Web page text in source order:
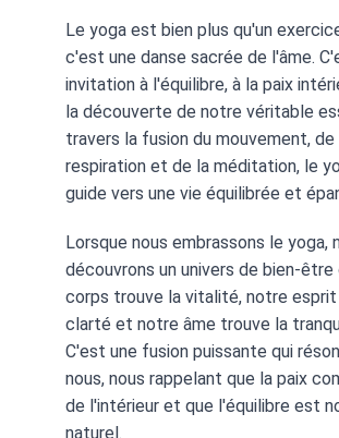
Le yoga est bien plus qu'un
c'est une danse sacrée de l'âme.
invitation à l'équilibre, à la paix
la découverte de notre véritable
travers la fusion du mouvement, de
respiration et de la méditation, le
guide vers une vie équilibrée et
Lorsque nous embrassons le yoga,
découvrons un univers de bien-être
corps trouve la vitalité, notre
clarté et notre âme trouve la
C'est une fusion puissante qui
nous, nous rappelant que la paix
de l'intérieur et que l'équilibre est
naturel.